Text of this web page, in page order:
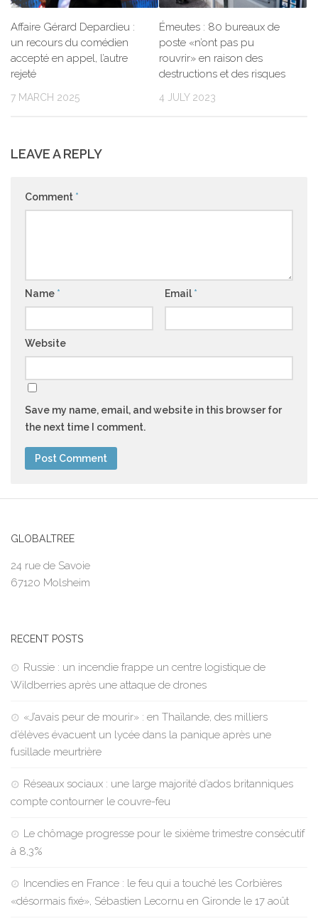
Affaire Gérard Depardieu :
un recours du comédien
accepté en appel, l’autre
rejeté
7 MARCH 2025
Émeutes : 80 bureaux de
poste «n’ont pas pu
rouvrir» en raison des
destructions et des risques
4 JULY 2023
LEAVE A REPLY
Comment *
Name * Email *
Website
Save my name, email, and website in this browser for
the next time I comment.
GLOBALTREE
24 rue de Savoie
67120 Molsheim
RECENT POSTS
Russie : un incendie frappe un centre logistique de
Wildberries après une attaque de drones
«J’avais peur de mourir» : en Thaïlande, des milliers
d’élèves évacuent un lycée dans la panique après une
fusillade meurtrière
Réseaux sociaux : une large majorité d’ados britanniques
compte contourner le couvre-feu
Le chômage progresse pour le sixième trimestre consécutif
à 8,3%
Incendies en France : le feu qui a touché les Corbières
«désormais fixé», Sébastien Lecornu en Gironde le 17 août